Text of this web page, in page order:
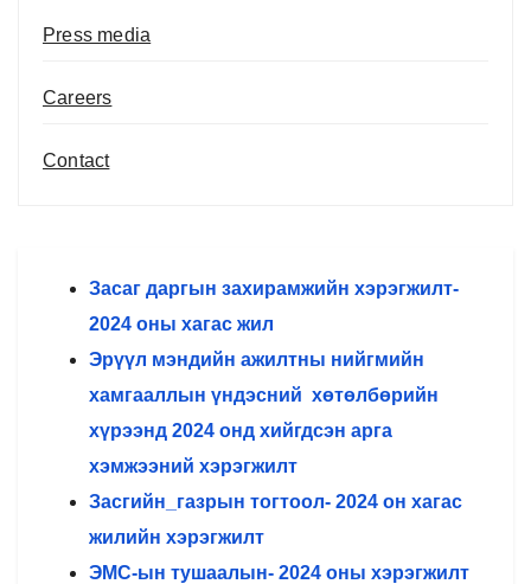
Press media
Careers
Contact
Засаг даргын захирамжийн хэрэгжилт-
2024 оны хагас жил
Эрүүл мэндийн ажилтны нийгмийн
хамгааллын үндэсний хөтөлбөрийн
хүрээнд 2024 онд хийгдсэн арга
хэмжээний хэрэгжилт
Засгийн_газрын тогтоол- 2024 он хагас
жилийн хэрэгжилт
ЭМС-ын тушаалын- 2024 оны хэрэгжилт